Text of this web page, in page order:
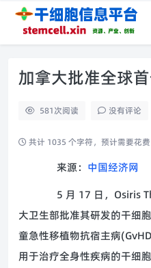
加拿大批准全球
581次阅读 没有评论
共计 1035 个字符，预计需要花费
来源： 中国经济网
5 月 17 日，Osiris
大卫生部批准其研发的干细
童急性移植物抗宿主病
用于治疗全身性疾病的干细胞